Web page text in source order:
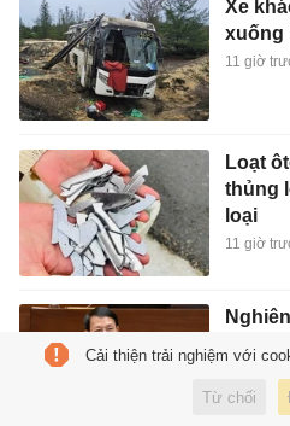
Xe
xuống
11 giờ
Loạt
thủng
loại
11 giờ
lý vi
11 giờ
Cải thiện trải nghiệm với
Từ chối